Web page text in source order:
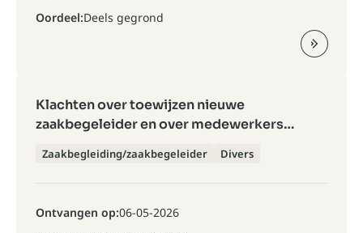
Oordeel:Deels gegrond
Klachten over toewijzen nieuwe
zaakbegeleider en over medewerkers
Zaakbegleiding/zaakbegeleider Divers
Ontvangen op:06-05-2026